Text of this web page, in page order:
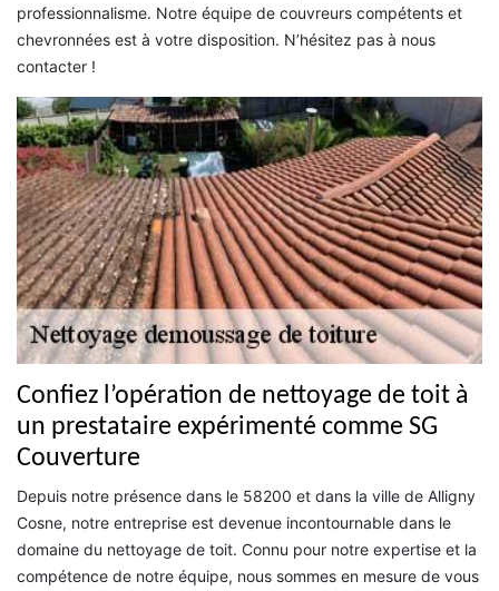
professionnalisme. Notre équipe de couvreurs compétents et
chevronnées est à votre disposition. N’hésitez pas à nous
contacter !
Confiez l’opération de nettoyage de toit à
un prestataire expérimenté comme SG
Couverture
Depuis notre présence dans le 58200 et dans la ville de Alligny
Cosne, notre entreprise est devenue incontournable dans le
domaine du nettoyage de toit. Connu pour notre expertise et la
compétence de notre équipe, nous sommes en mesure de vous